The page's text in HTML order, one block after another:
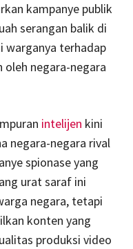
kampanye publik
serangan balik di
warganya terhadap
oleh negara-negara
intelijen kini
negara-negara rival
spionase yang
urat saraf ini
negara, tetapi
konten yang
produksi video